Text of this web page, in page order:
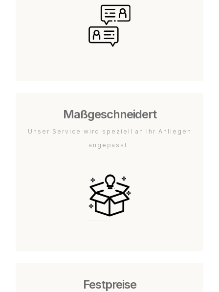
Maßgeschneidert
Unser Service wird speziell an Ihr Anliegen
angepasst.
Festpreise